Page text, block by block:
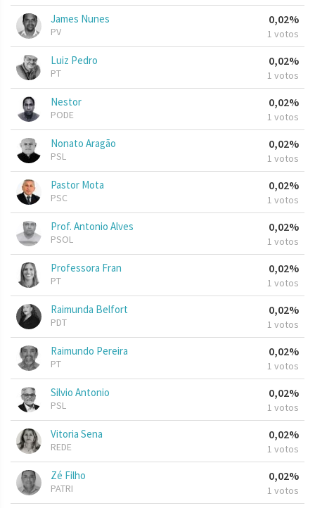
James Nunes
PV
0,02%
1 votos
Luiz Pedro
PT
0,02%
1 votos
Nestor
PODE
0,02%
1 votos
Nonato Aragão
PSL
0,02%
1 votos
Pastor Mota
PSC
0,02%
1 votos
Prof. Antonio Alves
PSOL
0,02%
1 votos
Professora Fran
PT
0,02%
1 votos
Raimunda Belfort
PDT
0,02%
1 votos
Raimundo Pereira
PT
0,02%
1 votos
Silvio Antonio
PSL
0,02%
1 votos
Vitoria Sena
REDE
0,02%
1 votos
Zé Filho
PATRI
0,02%
1 votos